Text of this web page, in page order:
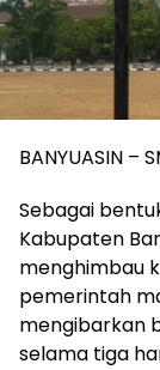
BANYUASIN –
Sebagai
Kabupaten
menghimbau
pemerintah
mengibarkan
selama tiga